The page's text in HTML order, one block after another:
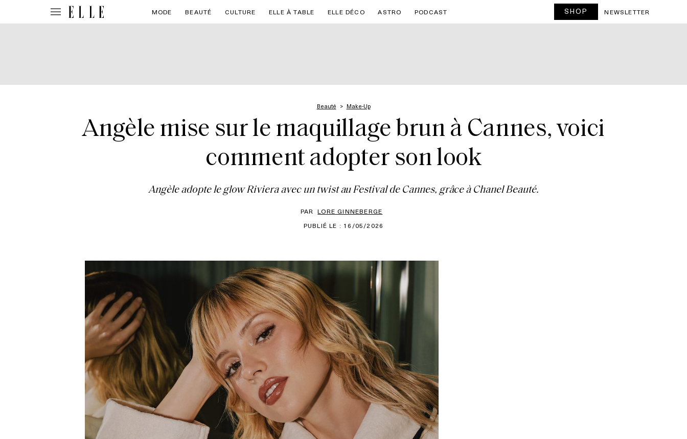
MODE BEAUTÉ CULTURE ELLE À TABLE ELLE DÉCO ASTRO PODCAST SHOP NEWSLETTER
Beauté Make-Up
Angèle mise sur le maquillage brun à Cannes, voici
comment adopter son look
Angèle adopte le glow Riviera avec un twist au Festival de Cannes, grâce à Chanel Beauté.
PAR LORE GINNEBERGE
PUBLIÉ LE : 16/05/2026